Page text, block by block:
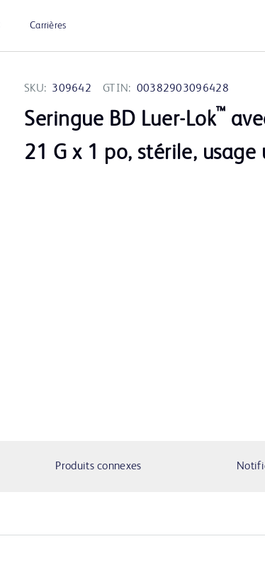
Carrières
SKU: 309642 GTIN: 00382903096428
Seringue BD Luer-Lok™
21 G x 1 po, stérile, usage
Produits connexes